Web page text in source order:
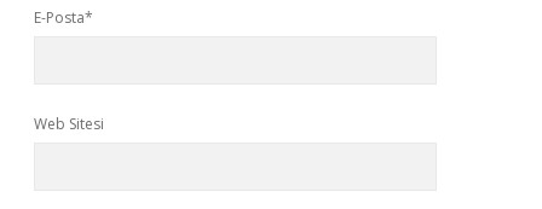
E-Posta*
Web Sitesi